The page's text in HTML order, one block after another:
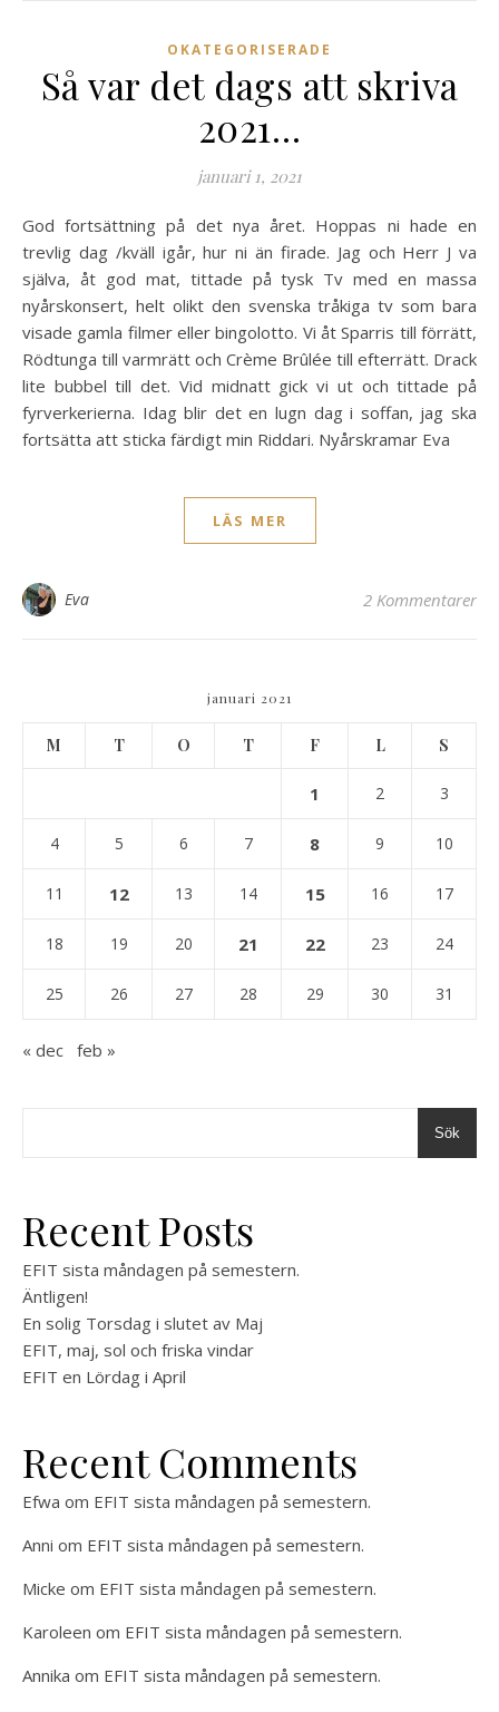
OKATEGORISERADE
Så var det dags att skriva
2021…
januari 1, 2021
God fortsättning på det nya året. Hoppas ni hade en
trevlig dag /kväll igår, hur ni än firade. Jag och Herr J va
själva, åt god mat, tittade på tysk Tv med en massa
nyårskonsert, helt olikt den svenska tråkiga tv som bara
visade gamla filmer eller bingolotto. Vi åt Sparris till förrätt,
Rödtunga till varmrätt och Crème Brûlée till efterrätt. Drack
lite bubbel till det. Vid midnatt gick vi ut och tittade på
fyrverkerierna. Idag blir det en lugn dag i soffan, jag ska
fortsätta att sticka färdigt min Riddari. Nyårskramar Eva
LÄS MER
Eva 2 Kommentarer
januari 2021
M T O T F L S
1 2 3
4 5 6 7 8 9 10
11 12 13 14 15 16 17
18 19 20 21 22 23 24
25 26 27 28 29 30 31
« dec feb »
Sök
Recent Posts
EFIT sista måndagen på semestern.
Äntligen!
En solig Torsdag i slutet av Maj
EFIT, maj, sol och friska vindar
EFIT en Lördag i April
Recent Comments
Efwa om EFIT sista måndagen på semestern.
Anni om EFIT sista måndagen på semestern.
Micke om EFIT sista måndagen på semestern.
Karoleen om EFIT sista måndagen på semestern.
Annika om EFIT sista måndagen på semestern.